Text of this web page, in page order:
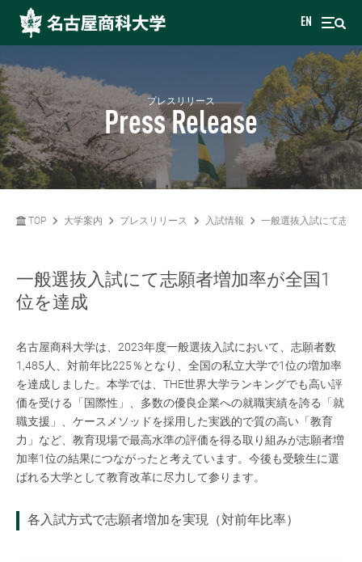
EN
プレスリリース
Press Release
TOP 大学案内 プレスリリース 入試情報 一般選抜入試にて志願
一般選抜入試にて志願者増加率が全国1
位を達成
名古屋商科大学は、2023年度一般選抜入試において、志願者数
1,485人、対前年比225％となり、全国の私立大学で1位の増加率
を達成しました。本学では、THE世界大学ランキングでも高い評
価を受ける「国際性」、多数の優良企業への就職実績を誇る「就
職支援」、ケースメソッドを採用した実践的で質の高い「教育
力」など、教育現場で最高水準の評価を得る取り組みが志願者増
加率1位の結果につながったと考えています。今後も受験生に選
ばれる大学として教育改革に尽力して参ります。
各入試方式で志願者増加を実現（対前年比率）